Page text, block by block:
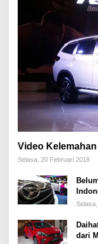
Video
Selasa, 20 Februari 2018
dari